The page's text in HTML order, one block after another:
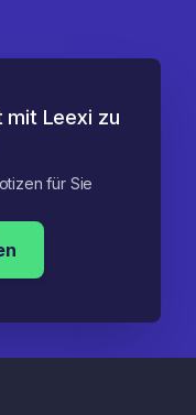
mit Leexi zu
für Sie